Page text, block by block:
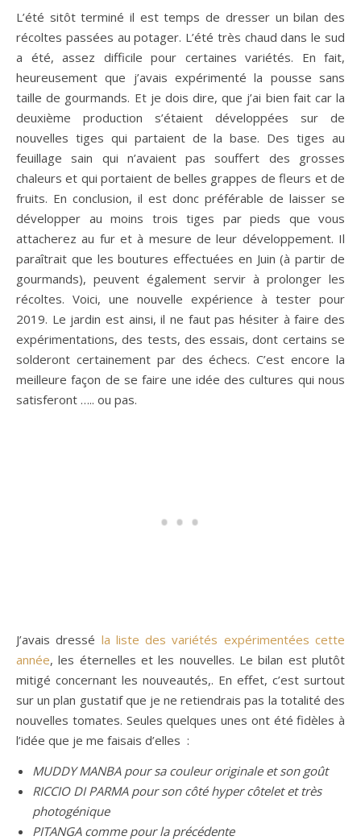
L’été sitôt terminé il est temps de dresser un bilan des
récoltes passées au potager. L’été très chaud dans le sud
a été, assez difficile pour certaines variétés. En fait,
heureusement que j’avais expérimenté la pousse sans
taille de gourmands. Et je dois dire, que j’ai bien fait car la
deuxième production s’étaient développées sur de
nouvelles tiges qui partaient de la base. Des tiges au
feuillage sain qui n’avaient pas souffert des grosses
chaleurs et qui portaient de belles grappes de fleurs et de
fruits. En conclusion, il est donc préférable de laisser se
développer au moins trois tiges par pieds que vous
attacherez au fur et à mesure de leur développement. Il
paraîtrait que les boutures effectuées en Juin (à partir de
gourmands), peuvent également servir à prolonger les
récoltes. Voici, une nouvelle expérience à tester pour
2019. Le jardin est ainsi, il ne faut pas hésiter à faire des
expérimentations, des tests, des essais, dont certains se
solderont certainement par des échecs. C’est encore la
meilleure façon de se faire une idée des cultures qui nous
satisferont ….. ou pas.
J’avais dressé la liste des variétés expérimentées cette
année, les éternelles et les nouvelles. Le bilan est plutôt
mitigé concernant les nouveautés,. En effet, c’est surtout
sur un plan gustatif que je ne retiendrais pas la totalité des
nouvelles tomates. Seules quelques unes ont été fidèles à
l’idée que je me faisais d’elles :
MUDDY MANBA pour sa couleur originale et son goût
RICCIO DI PARMA pour son côté hyper côtelet et très
photogénique
PITANGA comme pour la précédente